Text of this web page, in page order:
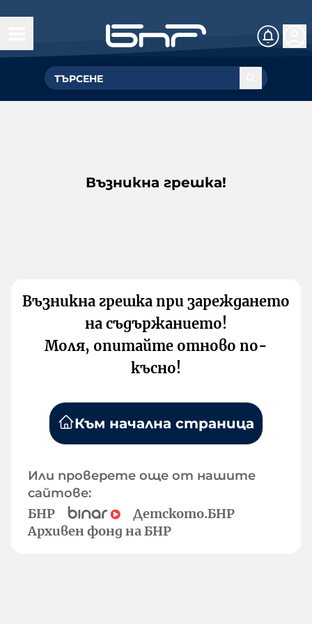
Възникна грешка!
Възникна грешка при зареждането
на съдържанието!
Моля, опитайте отново по-
късно!
Към начална страница
Или проверете още от нашите
сайтове:
БНР
Детското.БНР
Архивен фонд на БНР